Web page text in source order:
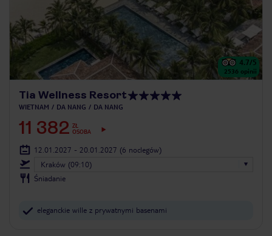
4.7/5
2536 opinii
Tia Wellness Resort
WIETNAM DA NANG DA NANG
11 382 ZŁ
OSOBA
12.01.2027 - 20.01.2027 (6 noclegów)
Kraków (09:10)
Śniadanie
eleganckie wille z prywatnymi basenami